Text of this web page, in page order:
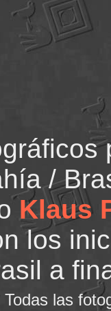
/
Klaus
los
a
las